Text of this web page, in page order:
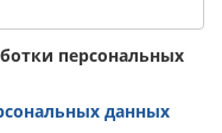
персональных
данных